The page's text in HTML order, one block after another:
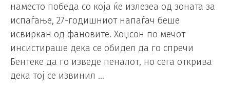
наместо победа со која ќе излезеа од зоната за
испаѓање, 27-годишниот напаѓач беше
исвиркан од фановите. Хоџсон по мечот
инсистираше дека се обидел да го спречи
Бентеке да го изведе пеналот, но сега открива
дека тој се извинил …